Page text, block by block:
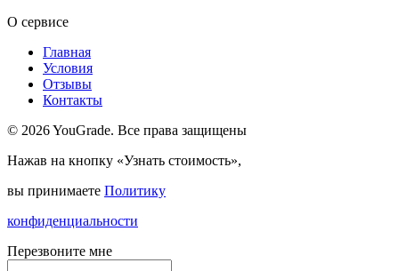
О сервисе
Главная
Условия
Отзывы
Контакты
© 2026 YouGrade. Все права защищены
Нажав на кнопку «Узнать стоимость»,
вы принимаете Политику
конфиденциальности
Перезвоните мне